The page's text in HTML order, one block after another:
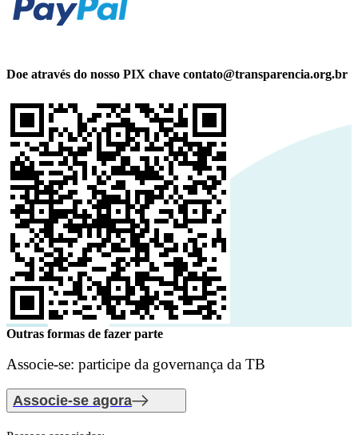
Doe através do nosso PIX chave contato@transparencia.org.br
Outras formas de fazer parte
Associe-se: participe da governança da TB
Associe-se agora